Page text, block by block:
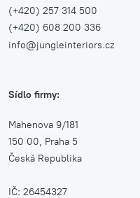
(+420) 257 314 500
(+420) 608 200 336
info@jungleinteriors.cz
Sídlo firmy:
Mahenova 9/181
150 00, Praha 5
Česká Republika
IČ: 26454327